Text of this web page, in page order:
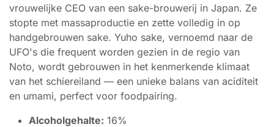
vrouwelijke CEO van een sake-brouwerij in Japan. Ze
stopte met massaproductie en zette volledig in op
handgebrouwen sake. Yuho sake, vernoemd naar de
UFO's die frequent worden gezien in de regio van
Noto, wordt gebrouwen in het kenmerkende klimaat
van het schiereiland — een unieke balans van aciditeit
en umami, perfect voor foodpairing.
Alcoholgehalte: 16%